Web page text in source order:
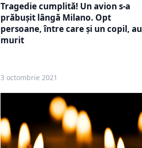
Tragedie cumplită! Un avion s-a
prăbușit lângă Milano. Opt
persoane, între care și un copil, au
murit
3 octombrie 2021